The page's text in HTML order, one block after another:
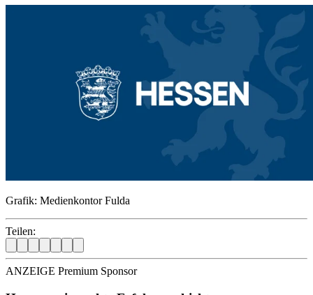
Grafik: Medienkontor Fulda
Teilen:
ANZEIGE Premium Sponsor